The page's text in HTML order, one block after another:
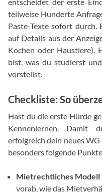
teilweise Hunderte
Paste-Texte sofort durch.
auf Details aus der
Kochen oder Haustiere).
bist, was du studierst
vorstellst.
Checkliste: So
Hast du die erste Hürde
Kennenlernen. Damit
erfolgreich dein neues
besonders folgende
Mietrechtliches Modell
vorab, wie das